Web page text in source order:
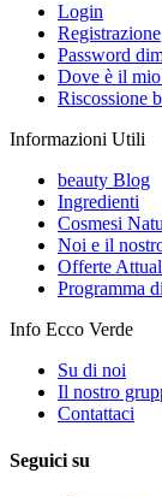
Login
Registrazione
Password
Dove è il
Riscossione
Informazioni Utili
beauty Blog
Ingredienti
Cosmesi
Noi e il
Offerte
Programma
Info Ecco Verde
Su di noi
Il nostro
Contattaci
Seguici su